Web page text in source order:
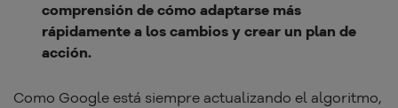
comprensión de cómo adaptarse más
rápidamente a los cambios y crear un plan de
acción.
Como Google está siempre actualizando el algoritmo,